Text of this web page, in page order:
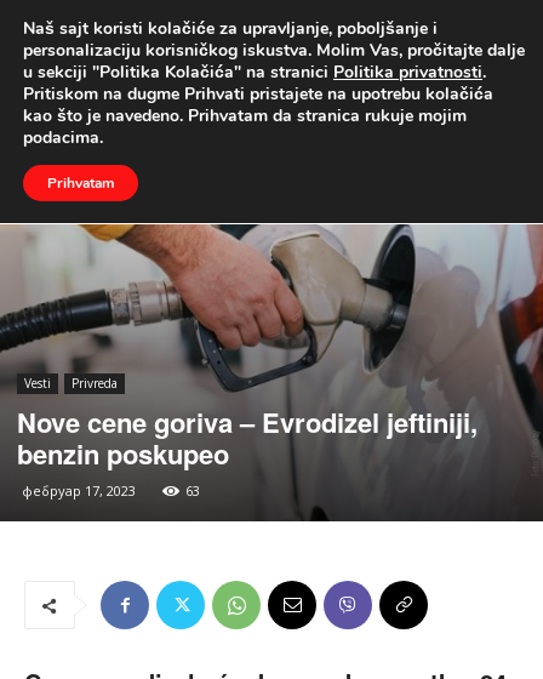
UŽIVO
Naslovna Vesti Privreda
Vesti Privreda
Nove cene goriva – Evrodizel jeftiniji,
benzin poskupeo
фебруар 17, 2023 63
Naš sajt koristi kolačiće za upravljanje, poboljšanje i
personalizaciju korisničkog iskustva. Molim Vas, pročitajte dalje
u sekciji "Politika Kolačića" na stranici Politika privatnosti.
Pritiskom na dugme Prihvati pristajete na upotrebu kolačića
kao što je navedeno. Prihvatam da stranica rukuje mojim
podacima.
Prihvatam